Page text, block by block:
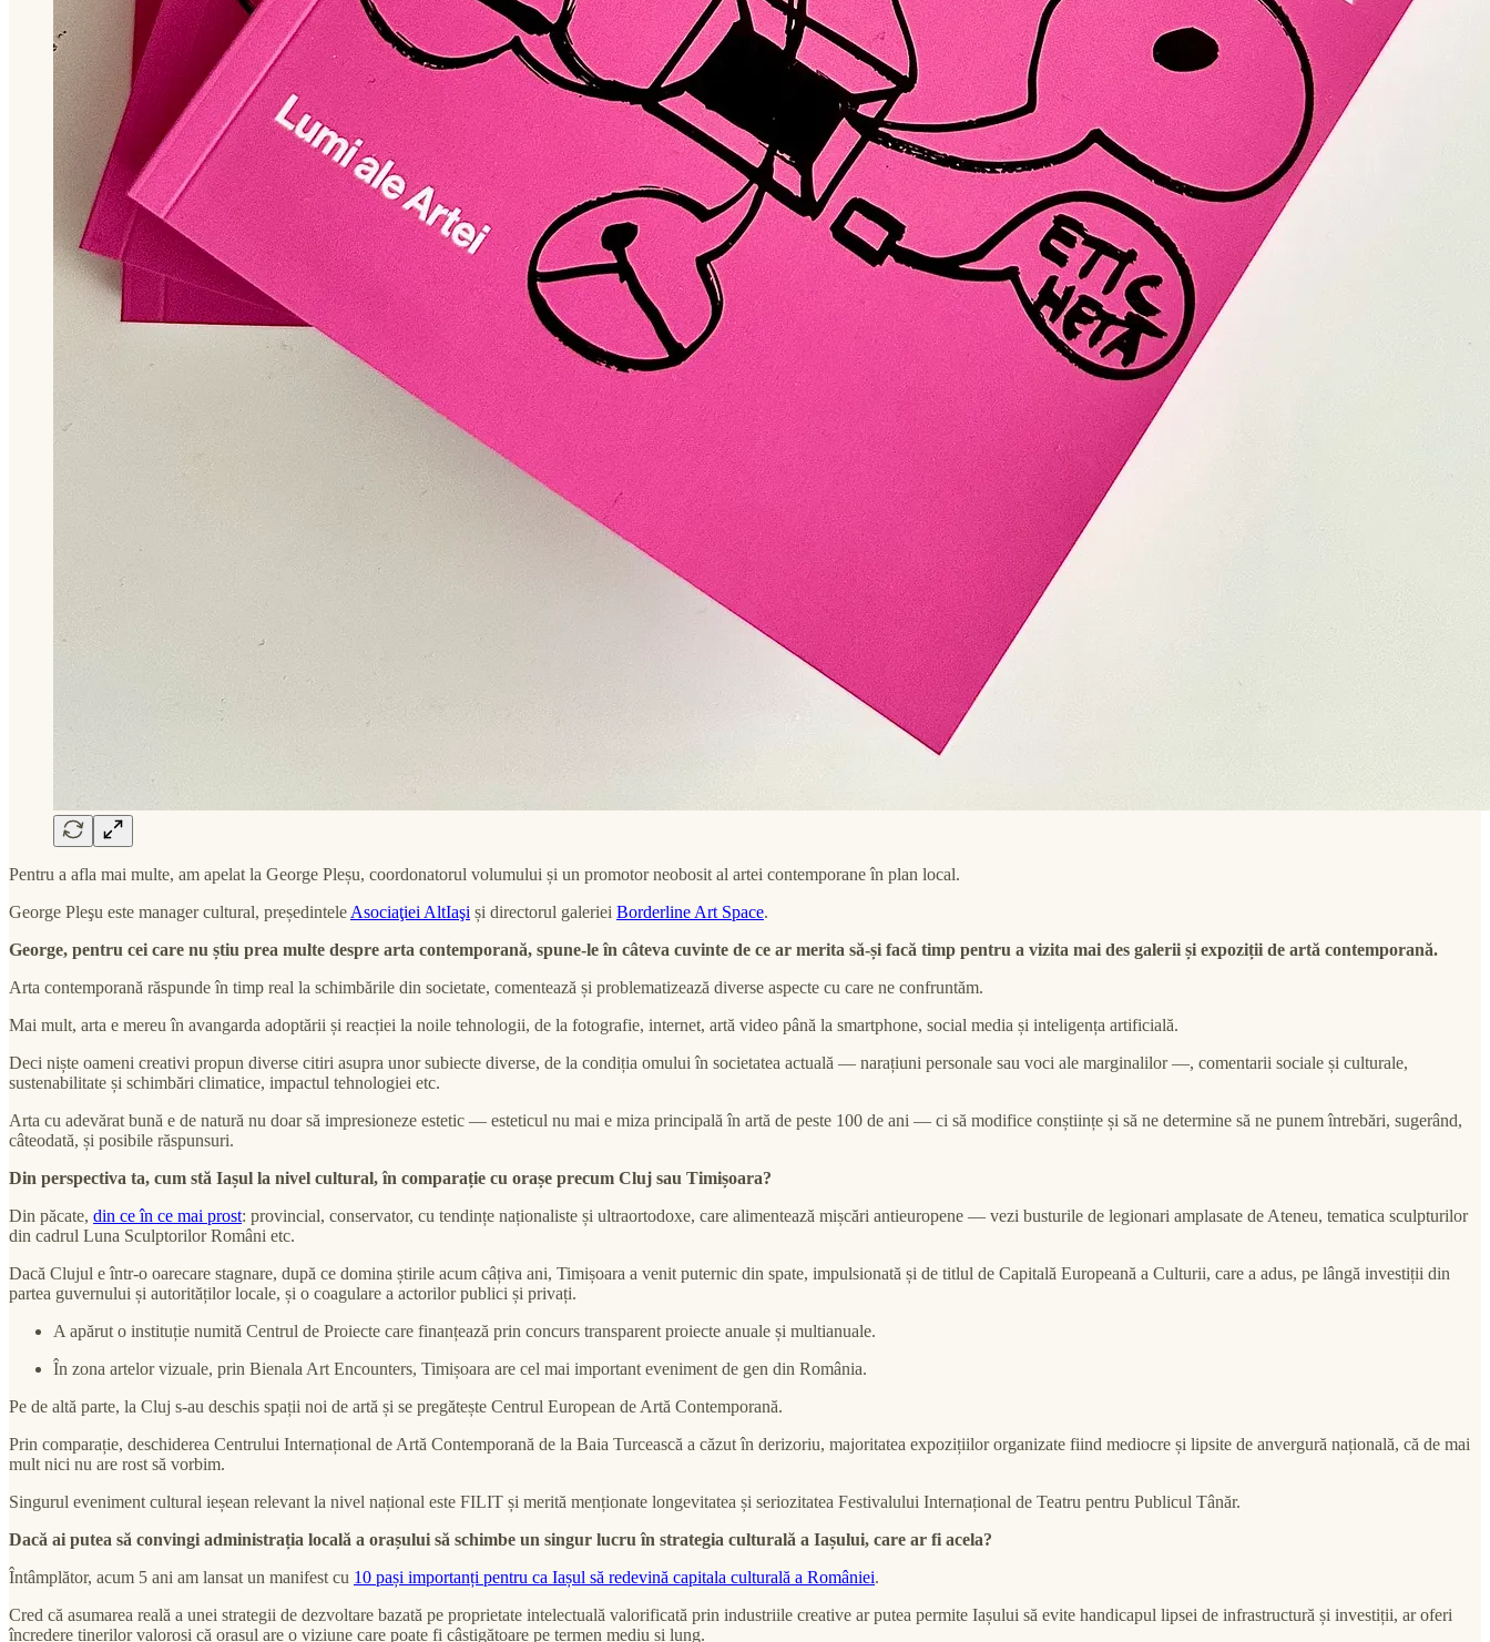
Pentru a afla mai multe, am apelat la George Pleșu, coordonatorul volumului și un promotor neobosit al artei contemporane în plan local.
George Pleşu este manager cultural, președintele Asociaţiei AltIaşi și directorul galeriei Borderline Art Space.
George, pentru cei care nu știu prea multe despre arta contemporană, spune-le în câteva cuvinte de ce ar merita să-și facă timp pentru a vizita mai des galerii și expoziții de artă contemporană.
Arta contemporană răspunde în timp real la schimbările din societate, comentează și problematizează diverse aspecte cu care ne confruntăm.
Mai mult, arta e mereu în avangarda adoptării și reacției la noile tehnologii, de la fotografie, internet, artă video până la smartphone, social media și inteligența artificială.
Deci niște oameni creativi propun diverse citiri asupra unor subiecte diverse, de la condiția omului în societatea actuală — narațiuni personale sau voci ale marginalilor —, comentarii sociale și culturale,
sustenabilitate și schimbări climatice, impactul tehnologiei etc.
Arta cu adevărat bună e de natură nu doar să impresioneze estetic — esteticul nu mai e miza principală în artă de peste 100 de ani — ci să modifice conștiințe și să ne determine să ne punem întrebări, sugerând,
câteodată, și posibile răspunsuri.
Din perspectiva ta, cum stă Iașul la nivel cultural, în comparație cu orașe precum Cluj sau Timișoara?
Din păcate, din ce în ce mai prost: provincial, conservator, cu tendințe naționaliste și ultraortodoxe, care alimentează mișcări antieuropene — vezi busturile de legionari amplasate de Ateneu, tematica sculpturilor
din cadrul Luna Sculptorilor Români etc.
Dacă Clujul e într-o oarecare stagnare, după ce domina știrile acum câțiva ani, Timișoara a venit puternic din spate, impulsionată și de titlul de Capitală Europeană a Culturii, care a adus, pe lângă investiții din
partea guvernului și autorităților locale, și o coagulare a actorilor publici și privați.
A apărut o instituție numită Centrul de Proiecte care finanțează prin concurs transparent proiecte anuale și multianuale.
În zona artelor vizuale, prin Bienala Art Encounters, Timișoara are cel mai important eveniment de gen din România.
Pe de altă parte, la Cluj s-au deschis spații noi de artă și se pregătește Centrul European de Artă Contemporană.
Prin comparație, deschiderea Centrului Internațional de Artă Contemporană de la Baia Turcească a căzut în derizoriu, majoritatea expozițiilor organizate fiind mediocre și lipsite de anvergură națională, că de mai
mult nici nu are rost să vorbim.
Singurul eveniment cultural ieșean relevant la nivel național este FILIT și merită menționate longevitatea și seriozitatea Festivalului Internațional de Teatru pentru Publicul Tânăr.
Dacă ai putea să convingi administrația locală a orașului să schimbe un singur lucru în strategia culturală a Iașului, care ar fi acela?
Întâmplător, acum 5 ani am lansat un manifest cu 10 pași importanți pentru ca Iașul să redevină capitala culturală a României.
Cred că asumarea reală a unei strategii de dezvoltare bazată pe proprietate intelectuală valorificată prin industriile creative ar putea permite Iașului să evite handicapul lipsei de infrastructură și investiții, ar oferi
încredere tinerilor valoroși că orașul are o viziune care poate fi câștigătoare pe termen mediu și lung.